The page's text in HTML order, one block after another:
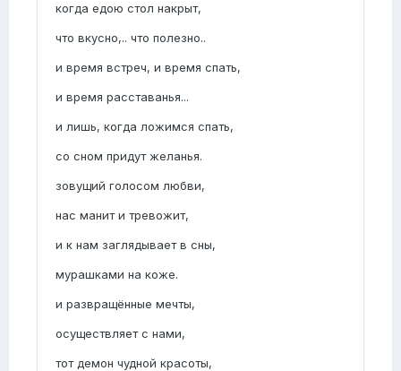
когда едою стол накрыт,
что вкусно,.. что полезно..
и время встреч, и время спать,
и время расставанья...
и лишь, когда ложимся спать,
со сном придут желанья.
зовущий голосом любви,
нас манит и тревожит,
и к нам заглядывает в сны,
мурашками на коже.
и развращённые мечты,
осуществляет с нами,
тот демон чудной красоты,